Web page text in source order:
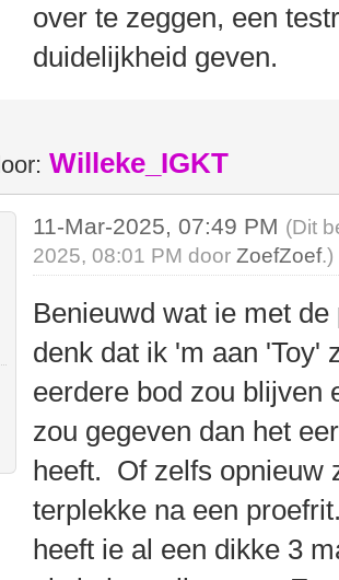
over te zeggen, een
duidelijkheid geven.
Willeke_IGKT
11-Mar-2025, 07:49 PM (Dit
2025, 08:01 PM doorZoefZoef.)
Benieuwd wat ie met
denk dat ik 'm aan 'Toy'
eerdere bod zou blijven
zou gegeven dan het
heeft. Of zelfs opnieuw
terplekke na een
heeft ie al een dikke 3